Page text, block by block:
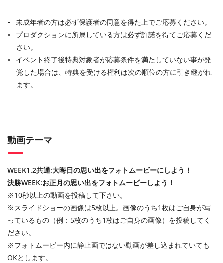
未成年者の方は必ず保護者の同意を得た上でご応募ください。
プロダクションに所属している方は必ず許諾を得てご応募くだ
さい。
イベント終了後特典対象者が応募条件を満たしていない事が発
覚した場合は、特典を受ける権利は次の順位の方に引き継がれ
ます。
動画テーマ
WEEK1.2共通:大晦日の思い出をフォトムービーにしよう！
決勝WEEK:お正月の思い出をフォトムービーしよう！
※10秒以上の動画を投稿して下さい。
※スライドショーの画像は5枚以上。画像のうち1枚はご自身が写
っているもの（例：5枚のうち1枚はご自身の画像）を投稿してく
ださい。
※フォトムービー内に静止画ではない動画が差し込まれていても
OKとします。